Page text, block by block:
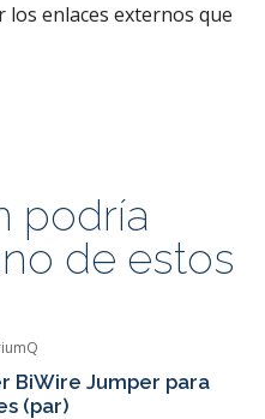
enlaces externos que
podría
de estos
BiWire Jumper para
(par)